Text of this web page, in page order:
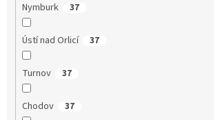
Nymburk 37
Ústí nad Orlicí 37
Turnov 37
Chodov 37